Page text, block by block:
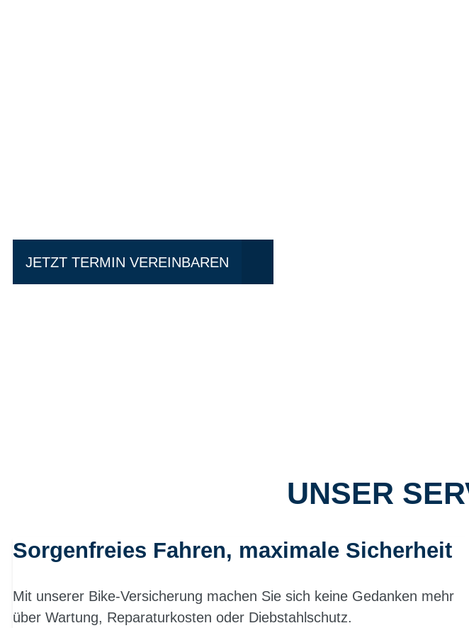
JETZT TERMIN VEREINBAREN
UNSER
Sorgenfreies Fahren, maximale Sicherheit
Mit unserer Bike-Versicherung machen Sie sich keine Gedanken mehr
über Wartung, Reparaturkosten oder Diebstahlschutz.